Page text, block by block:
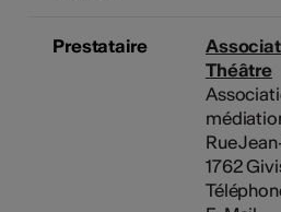
Prestataire
Théâtre
Rue
1762